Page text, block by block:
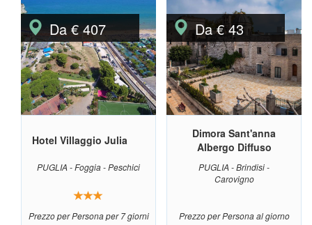
Da € 407
Hotel Villaggio Julia
PUGLIA - Foggia - Peschici
Prezzo per Persona per 7 giorni
Da € 43
Dimora Sant'anna
Albergo Diffuso
PUGLIA - Brindisi -
Carovigno
Prezzo per Persona al giorno